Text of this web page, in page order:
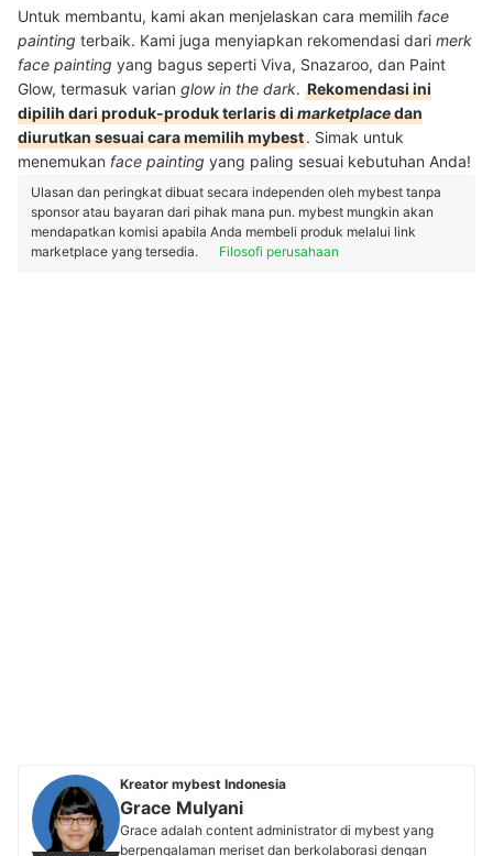
Untuk membantu, kami akan menjelaskan cara memilih face
painting terbaik. Kami juga menyiapkan rekomendasi dari merk
face painting yang bagus seperti Viva, Snazaroo, dan Paint
Glow, termasuk varian glow in the dark. Rekomendasi ini
dipilih dari produk-produk terlaris dimarketplacedan
diurutkan sesuai cara memilih mybest. Simak untuk
menemukan face painting yang paling sesuai kebutuhan Anda!
Ulasan dan peringkat dibuat secara independen oleh mybest tanpa
sponsor atau bayaran dari pihak mana pun. mybest mungkin akan
mendapatkan komisi apabila Anda membeli produk melalui link
marketplace yang tersedia.
Filosofi perusahaan
Kreator mybest Indonesia
Grace Mulyani
Grace adalah content administrator di mybest yang
berpengalaman meriset dan berkolaborasi dengan